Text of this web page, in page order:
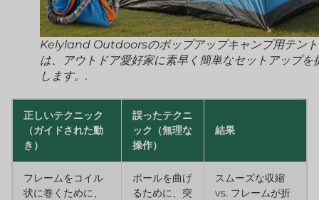
Kelyland Outdoorsのポップアップキャンプ用テント
は、アウトドア愛好家に素早く簡単なセットアップを
します。.
正しいテクニック
（ガイドされた動
き）
誤ったテクニ
ック（無理な
操作）
結果
フレームをコイル
状に巻くために、
ポールを曲げ
るために、突
スムーズな収縮
vs. フレームが折